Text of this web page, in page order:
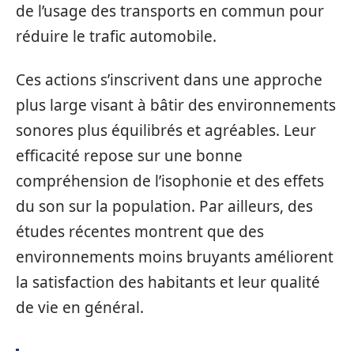
de l’usage des transports en commun pour
réduire le trafic automobile.
Ces actions s’inscrivent dans une approche
plus large visant à bâtir des environnements
sonores plus équilibrés et agréables. Leur
efficacité repose sur une bonne
compréhension de l’isophonie et des effets
du son sur la population. Par ailleurs, des
études récentes montrent que des
environnements moins bruyants améliorent
la satisfaction des habitants et leur qualité
de vie en général.